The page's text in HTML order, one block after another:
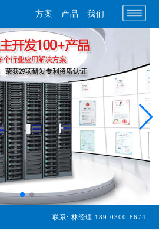
方案 产品 我们
联系: 林经理 189-0300-8674